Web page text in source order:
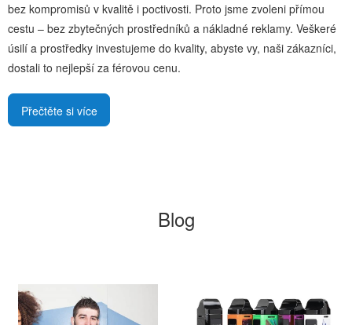
bez kompromisů v kvalitě i poctivosti. Proto jsme zvoleni přímou
cestu – bez zbytečných prostředníků a nákladné reklamy. Veškeré
úsilí a prostředky investujeme do kvality, abyste vy, naši zákazníci,
dostali to nejlepší za férovou cenu.
Přečtěte si více
Blog